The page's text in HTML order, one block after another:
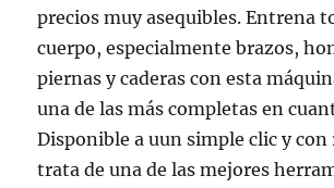
precios muy asequibles. Entrena
cuerpo, especialmente brazos,
piernas y caderas con esta
una de las más completas en
Disponible a uun simple clic y con
trata de una de las mejores